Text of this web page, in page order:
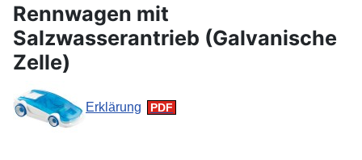
Rennwagen mit
Salzwasserantrieb (Galvanische
Zelle)
Erklärung